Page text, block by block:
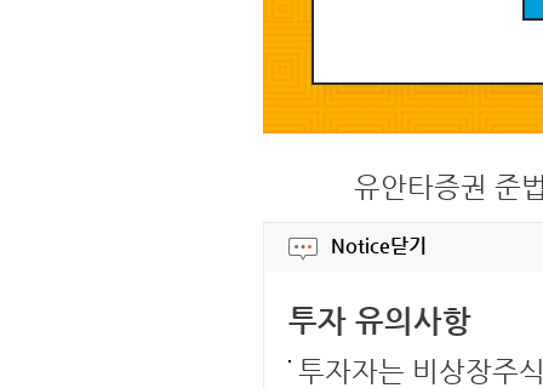
유안타증권 준
Notice닫기
투자 유의사항
투자자는 비상장주